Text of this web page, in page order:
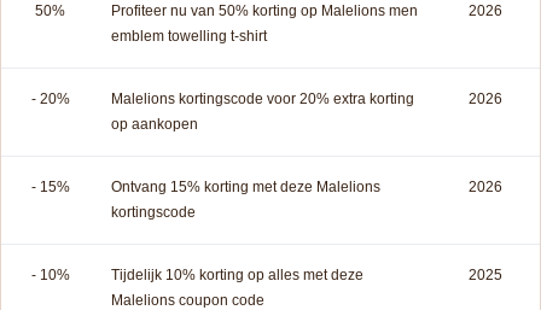
50%
Profiteer nu van 50% korting op Malelions men
emblem towelling t-shirt
2026
- 20%
Malelions kortingscode voor 20% extra korting
op aankopen
2026
- 15%
Ontvang 15% korting met deze Malelions
kortingscode
2026
- 10%
Tijdelijk 10% korting op alles met deze
Malelions coupon code
2025